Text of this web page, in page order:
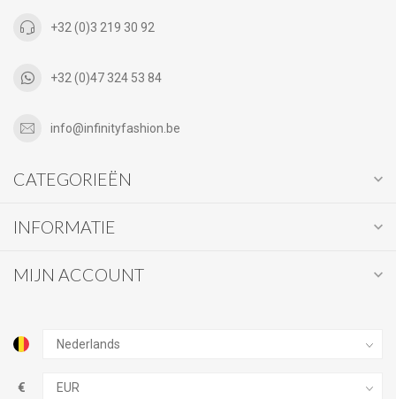
+32 (0)3 219 30 92
+32 (0)47 324 53 84
info@infinityfashion.be
CATEGORIEËN
INFORMATIE
MIJN ACCOUNT
€